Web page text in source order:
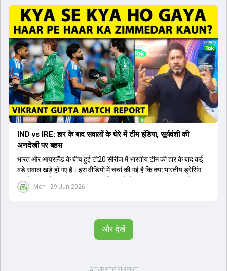
रन बनाए थे। जवाब में उतरी भारतीय टीम के दोनों सलामी बल्लेबाज बिना खाता
खोले पहली गेंद पर ही आउट हो गए। इसके बाद मध्यक्रम में साझेदारी होने के
बावजूद तेजी से रन न बनने और विकेट गिरने के कारण टीम निर्धारित ओवरों में लक्ष्य
हासिल करने से चूक गई।
Mon - 29 Jun 2026
IND vs IRE: हार के बाद सवालों के घेरे में टीम इंडिया, सूर्यवंशी की
अनदेखी पर बहस
भारत और आयरलैंड के बीच हुई टी20 सीरीज में भारतीय टीम की हार के बाद कई
बड़े सवाल खड़े हो गए हैं। इस वीडियो में चर्चा की गई है कि क्या भारतीय ड्रेसिंग
रूम में 15 वर्षीय युवा खिलाड़ी वैभव सूर्यवंशी को लेकर असुरक्षा की भावना है।
आयरलैंड के खिलाफ लगातार दो हार से यह साफ हो गया है कि भारतीय टीम हार के
बल्लेबाजी और संजू सैमसन के खराब प्रदर्शन पर भी सवाल उठाए गए हैं। वहीं,
भारतीय महिला टीम की लॉर्ड्स में हार के बाद हरमनप्रीत कौर की टी20 कप्तानी पर
और देखें